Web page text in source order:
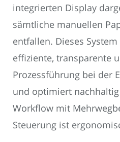
integrierten Display
sämtliche manuellen
entfallen. Dieses
effiziente, transparente
Prozessführung bei der
und optimiert
Workflow mit
Steuerung ist